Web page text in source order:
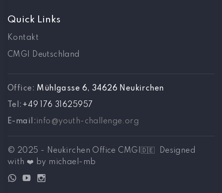
Quick Links
Kontakt
CMGI Deutschland
Office: Mühlgasse 6, 34626 Neukirchen
Tel: ‪+49 176 31625957
E-mail: info@youth-challenge.org
© 2025 - Neukirchen Office CMGI🇩🇪 Designed
with ❤️ by michael-mb